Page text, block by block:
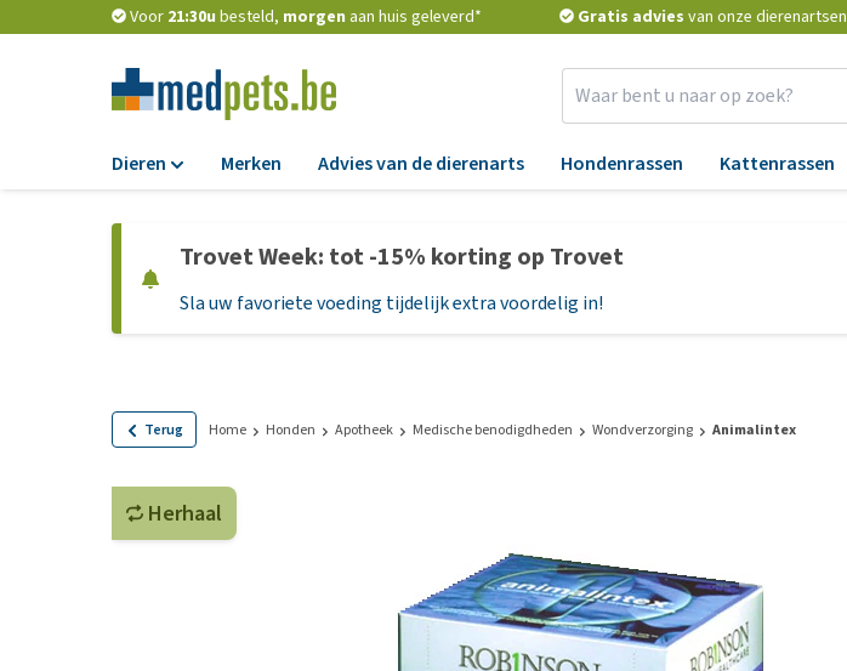
Voor 21:30u besteld, morgen aan huis geleverd* Gratis advies van onze dierenartsen
Dieren
Hondenbrokken
Natvoer
Graanvrij hondenvoer
Hypoallergeen voer
Biologisch hondenvoer
Vegan hondenvoer
Verkoeling
Speelgoed
Bench
Op reis en onderweg
Merken Advies van de dierenarts Hondenrassen Kattenrassen
Trovet Week: tot -15% korting op Trovet
Sla uw favoriete voeding tijdelijk extra voordelig in!
Terug Home Honden Apotheek Medische benodigdheden Wondverzorging Animalintex
Herhaal